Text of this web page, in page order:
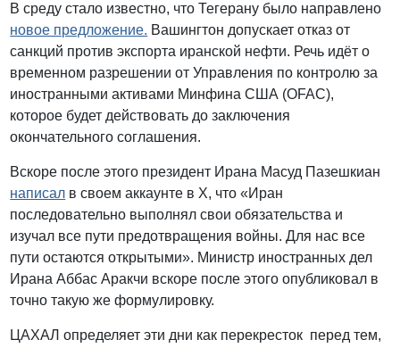
В среду стало известно, что Тегерану было направлено
новое предложение. Вашингтон допускает отказ от
санкций против экспорта иранской нефти. Речь идёт о
временном разрешении от Управления по контролю за
иностранными активами Минфина США (OFAC),
которое будет действовать до заключения
окончательного соглашения.
Вскоре после этого президент Ирана Масуд Пазешкиан
написал в своем аккаунте в X, что «Иран
последовательно выполнял свои обязательства и
изучал все пути предотвращения войны. Для нас все
пути остаются открытыми». Министр иностранных дел
Ирана Аббас Аракчи вскоре после этого опубликовал в
точно такую ​​же формулировку.
ЦАХАЛ определяет эти дни как перекресток перед тем,